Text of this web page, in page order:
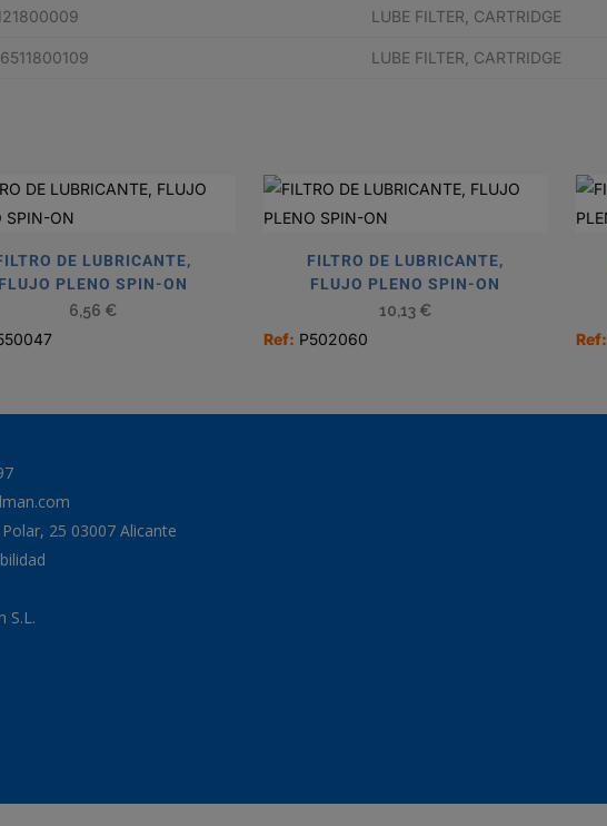
LUBE FILTER, CARTRIDGE
LUBE FILTER, CARTRIDGE
DE LUBRICANTE,
FLUJO PLENO SPIN-ON
6,56 €
FILTRO DE LUBRICANTE,
FLUJO PLENO SPIN-ON
10,13 €
Ref: P502060 Ref:
25 03007 Alicante
S.L.